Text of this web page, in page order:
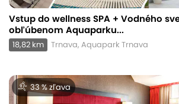
Vstup do wellness SPA + Vodného
obľúbenom Aquaparku...
18,82 km Trnava, Aquapark Trnava
33 % zľava